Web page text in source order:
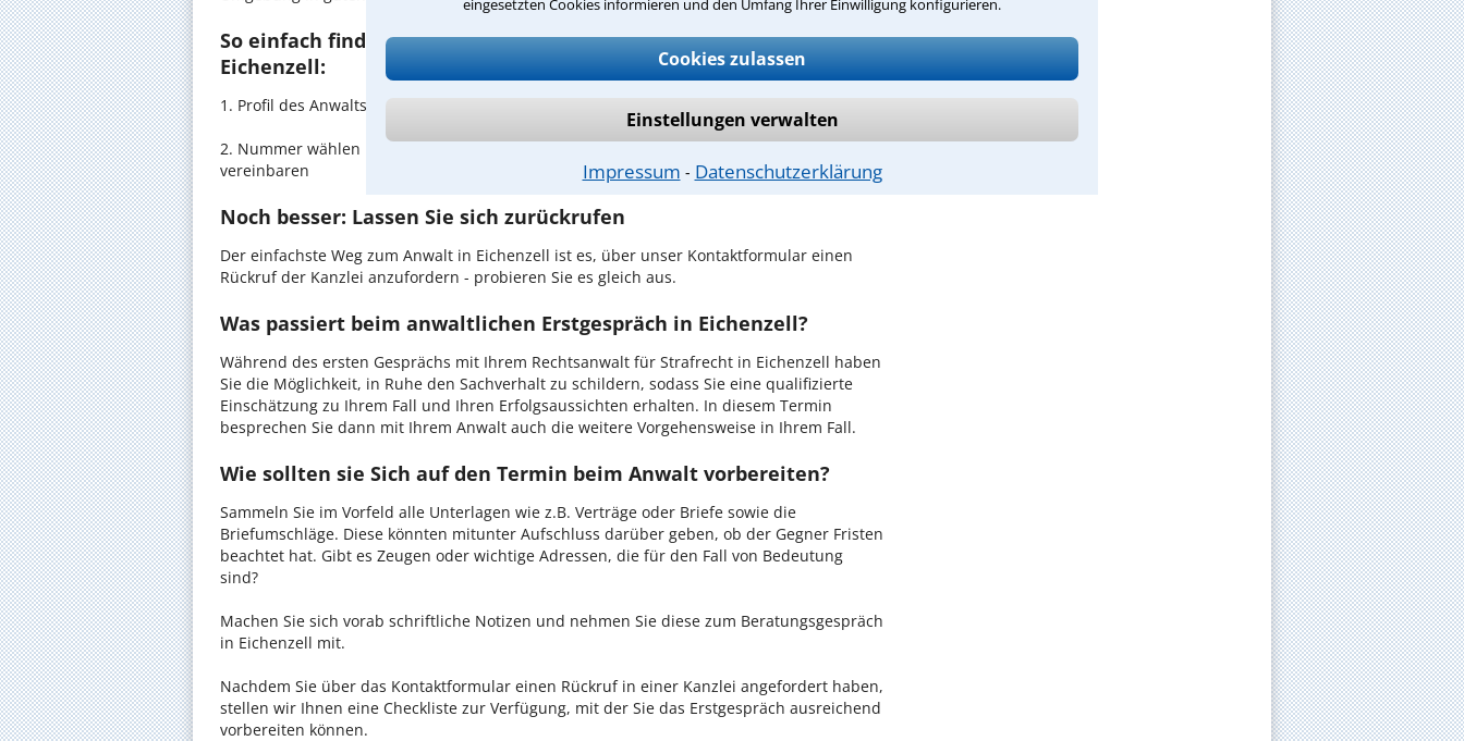
eingesetzten Cookies informieren und den Umfang Ihrer Einwilligung konfigurieren.
Cookies zulassen
Einstellungen verwalten
Impressum ⁃ Datenschutzerklärung
So einfach finden Sie den passenden Anwalt für Strafrecht in
Eichenzell:
1. Profil des Anwalts für Strafrecht in Ihrer Umgebung auswählen
2. Nummer wählen und direkt mit der Kanzlei in Eichenzell einen Beratungstermin
vereinbaren
Noch besser: Lassen Sie sich zurückrufen
Der einfachste Weg zum Anwalt in Eichenzell ist es, über unser Kontaktformular einen
Rückruf der Kanzlei anzufordern - probieren Sie es gleich aus.
Was passiert beim anwaltlichen Erstgespräch in Eichenzell?
Während des ersten Gesprächs mit Ihrem Rechtsanwalt für Strafrecht in Eichenzell haben
Sie die Möglichkeit, in Ruhe den Sachverhalt zu schildern, sodass Sie eine qualifizierte
Einschätzung zu Ihrem Fall und Ihren Erfolgsaussichten erhalten. In diesem Termin
besprechen Sie dann mit Ihrem Anwalt auch die weitere Vorgehensweise in Ihrem Fall.
Wie sollten sie Sich auf den Termin beim Anwalt vorbereiten?
Sammeln Sie im Vorfeld alle Unterlagen wie z.B. Verträge oder Briefe sowie die
Briefumschläge. Diese könnten mitunter Aufschluss darüber geben, ob der Gegner Fristen
beachtet hat. Gibt es Zeugen oder wichtige Adressen, die für den Fall von Bedeutung
sind?
Machen Sie sich vorab schriftliche Notizen und nehmen Sie diese zum Beratungsgespräch
in Eichenzell mit.
Nachdem Sie über das Kontaktformular einen Rückruf in einer Kanzlei angefordert haben,
stellen wir Ihnen eine Checkliste zur Verfügung, mit der Sie das Erstgespräch ausreichend
vorbereiten können.